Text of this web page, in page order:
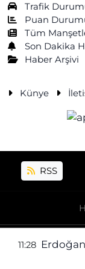
Trafik
Puan
Tüm
Son Dakika
Haber Arşivi
Künye
RSS
11:28